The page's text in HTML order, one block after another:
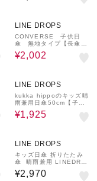
通学 ネイビー 54632
LINE DROPS
CONVERSE 子供日
傘 無地タイプ【長傘
身長表記 140㎝用】
ネイビー
¥2,002
LINE DROPS
kukka hippoのキッズ晴
雨兼用日傘50cm【子ど
も日傘/イエロー】
¥1,925
LINE DROPS
キッズ日傘 折りたたみ
傘 晴雨兼用 LINEDRO
PS 55cm 手開き式 UV
カット率＆遮光率99.9％
¥2,970